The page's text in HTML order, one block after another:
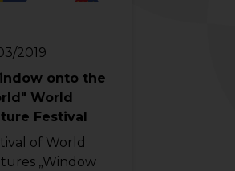
2019
onto the
World
Festival
of World
„Window